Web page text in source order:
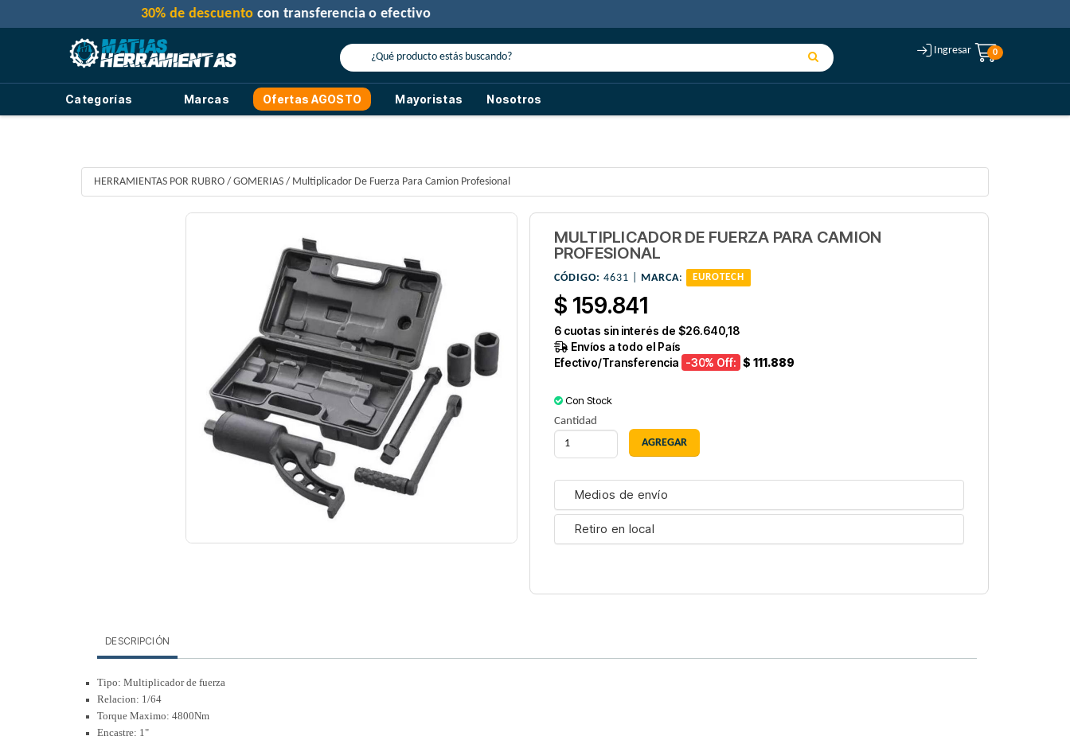
Ingresar 0
Categorías Marcas Ofertas AGOSTO Mayoristas Nosotros
30% de descuento
HERRAMIENTAS POR RUBRO / GOMERIAS / Multiplicador De Fuerza Para Camion Profesional
MULTIPLICADOR DE FUERZA PARA CAMION
PROFESIONAL
CÓDIGO: 4631 | MARCA: EUROTECH
$ 159.841
6cuotas sin interés de $26.640,18
Envíos a todo el País
Efectivo/Transferencia -30% Off: $ 111.889
Con Stock
Cantidad
Medios de envío
Retiro en local
DESCRIPCIÓN
Tipo: Multiplicador de fuerza
Relacion: 1/64
Torque Maximo: 4800Nm
Encastre: 1"